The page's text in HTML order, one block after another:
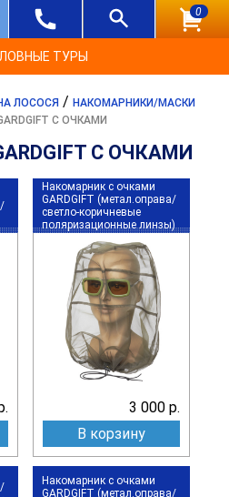
0
ТУРЫ
ЛОСОСЯ / НАКОМАРНИКИ/МАСКИ
С ОЧКАМИ
С ОЧКАМИ
Накомарник с очками
GARDGIFT (метал.оправа/
светло-коричневые
поляризационные линзы)
3 000 р.
В корзину
Накомарник с очками
GARDGIFT (метал.оправа/